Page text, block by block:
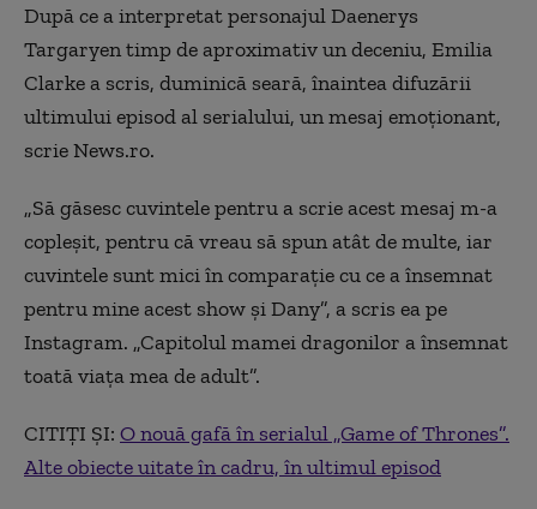
După ce a interpretat personajul Daenerys
Targaryen timp de aproximativ un deceniu, Emilia
Clarke a scris, duminică seară, înaintea difuzării
ultimului episod al serialului, un mesaj emoţionant,
scrie News.ro.
„Să găsesc cuvintele pentru a scrie acest mesaj m-a
copleşit, pentru că vreau să spun atât de multe, iar
cuvintele sunt mici în comparaţie cu ce a însemnat
pentru mine acest show şi Dany”, a scris ea pe
Instagram. „Capitolul mamei dragonilor a însemnat
toată viaţa mea de adult”.
CITIȚI ȘI: O nouă gafă în serialul „Game of Thrones”.
Alte obiecte uitate în cadru, în ultimul episod